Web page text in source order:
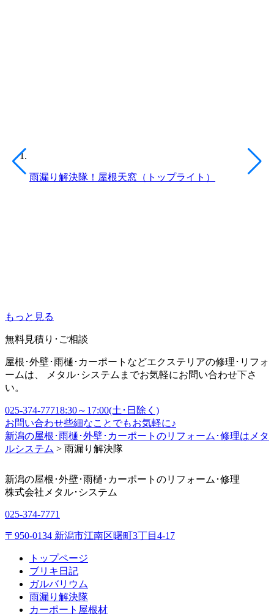
雨漏り解決隊！屋根天窓（トップライト）
もっと見る
無料見積り･ご相談
屋根･外壁･雨樋･カーポートなどエクステリアの修理･リフォ
ームは、 メタル･システムまでお気軽にお問い合わせ下さ
い。
025-374-77718:30～17:00(土･日除く)
お問い合わせ些細なことでもお気軽に♪
新潟の屋根･雨樋･外壁･カーポートのリフォーム･修理はメタ
ルシステム > 雨漏り解決隊
新潟の屋根･外壁･雨樋･カーポートのリフォーム･修理
株式会社 メタル･システム
025-374-7771
〒950-0134 新潟市江南区曙町3丁目4-17
トップページ
ブリキ日記
ガルバリウム
雨漏り解決隊
カーポート屋根材